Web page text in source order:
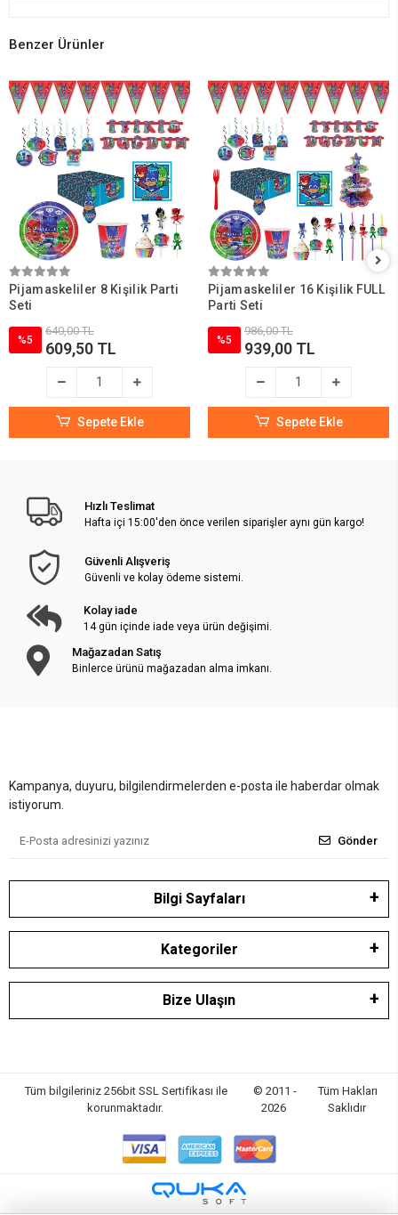
Benzer Ürünler
Pijamaskeliler 8 Kişilik Parti
Seti
%5
640,00 TL
609,50 TL
Sepete Ekle
Pijamaskeliler 16 Kişilik FULL
Parti Seti
%5
986,00 TL
939,00 TL
Sepete Ekle
Hızlı Teslimat
Hafta içi 15:00'den önce verilen siparişler aynı gün kargo!
Güvenli Alışveriş
Güvenli ve kolay ödeme sistemi.
Kolay iade
14 gün içinde iade veya ürün değişimi.
Mağazadan Satış
Binlerce ürünü mağazadan alma imkanı.
Kampanya, duyuru, bilgilendirmelerden e-posta ile haberdar olmak
istiyorum.
Gönder
Bilgi Sayfaları
Kategoriler
Bize Ulaşın
Tüm bilgileriniz 256bit SSL Sertifikası ile
korunmaktadır.
© 2011 -
2026
Tüm Hakları
Saklıdır